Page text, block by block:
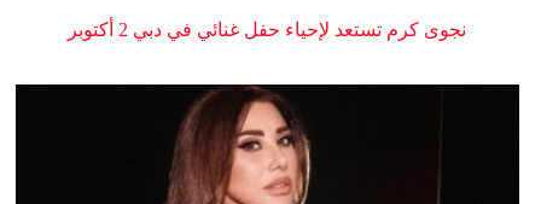
نجوى كرم تستعد لإحياء حفل غنائي في دبي 2 أكتوبر